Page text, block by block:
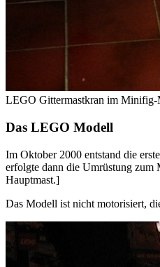
LEGO Gittermastkran im Minifig-
Das LEGO Modell
Im Oktober 2000 entstand die
erfolgte dann die Umrüstung zum
Hauptmast.]
Das Modell ist nicht motorisiert,